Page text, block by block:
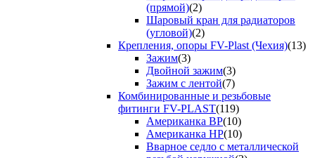
(прямой)(2)
Шаровый кран для радиаторов
(угловой)(2)
Крепления, опоры FV-Plast (Чехия)(13)
Зажим(3)
Двойной зажим(3)
Зажим с лентой(7)
Комбинированные и резьбовые
фитинги FV-PLAST(119)
Американка ВР(10)
Американка НР(10)
Вварное седло с металлической